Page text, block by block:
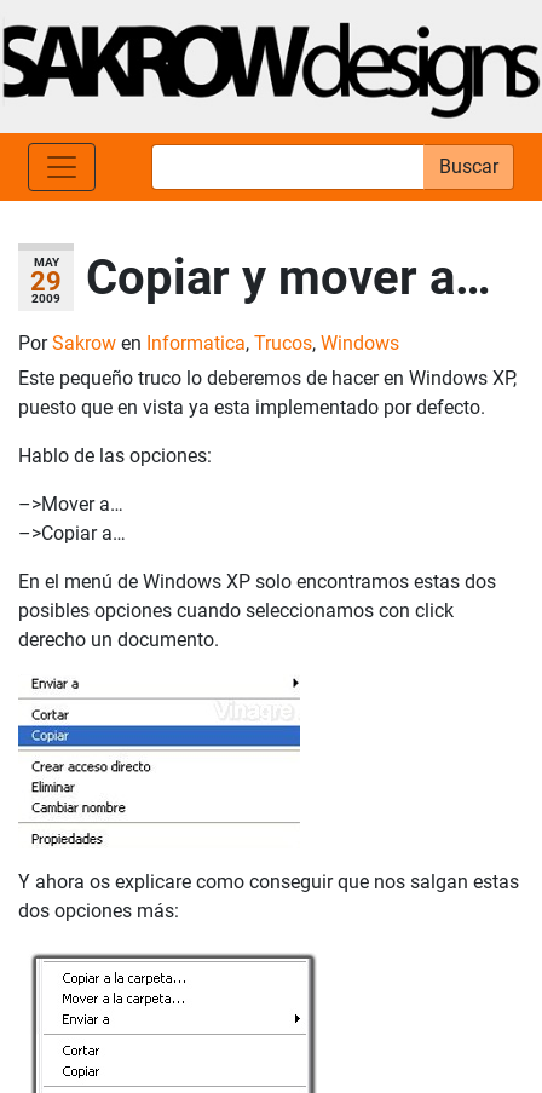
Buscar
MAY
29
2009 Copiar y mover a…
PorSakrow en Informatica, Trucos, Windows
Este pequeño truco lo deberemos de hacer en Windows XP,
puesto que en vista ya esta implementado por defecto.
Hablo de las opciones:
–>Mover a…
–>Copiar a…
En el menú de Windows XP solo encontramos estas dos
posibles opciones cuando seleccionamos con click
derecho un documento.
Y ahora os explicare como conseguir que nos salgan estas
dos opciones más: